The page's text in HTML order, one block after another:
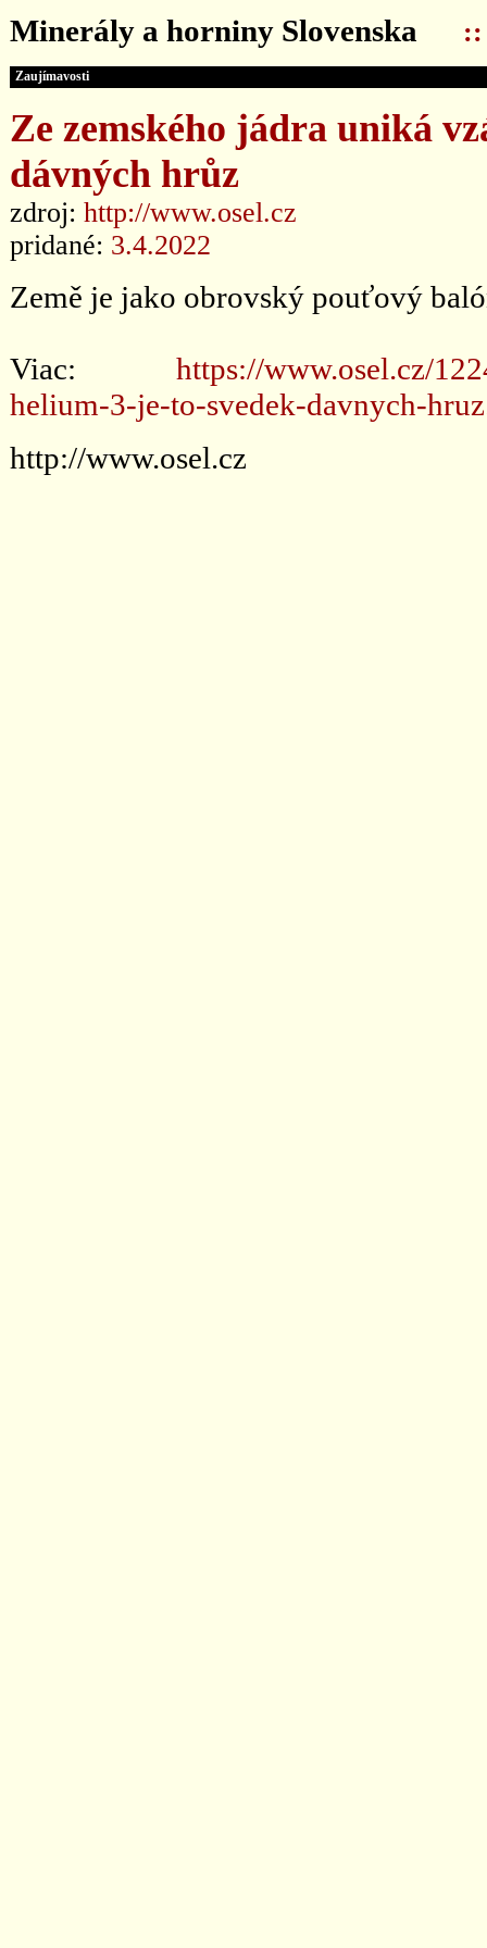
Minerály a horniny Slovenska ::
Zaujímavosti
Ze zemského jádra uniká
dávných hrůz
zdroj: http://www.osel.cz
pridané: 3.4.2022
Země je jako obrovský pouťový
Viac: https://www.osel.cz/
helium-3-je-to-svedek-davnych-
http://www.osel.cz